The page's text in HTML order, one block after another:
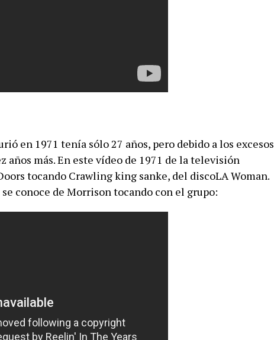
en 1971 tenía sólo 27 años, pero debido a los excesos
años más. En este vídeo de 1971 de la televisión
tocando Crawling king sanke, del discoLA Woman.
conoce de Morrison tocando con el grupo: